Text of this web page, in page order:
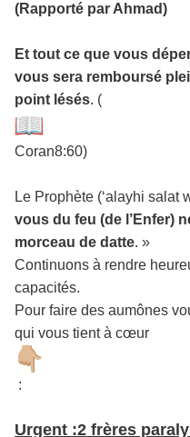
(Rapporté par Ahmad)
Et tout ce que vous
vous sera remboursé
point lésés. (
Coran8:60)
Le Prophète (‘alayhi salat
vous du feu (de l’Enfer)
morceau de datte. »
Continuons à rendre
capacités.
Pour faire des aumônes
qui vous tient à cœur
:
Urgent :2 frères